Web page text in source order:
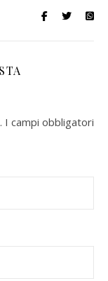
I campi obbligatori